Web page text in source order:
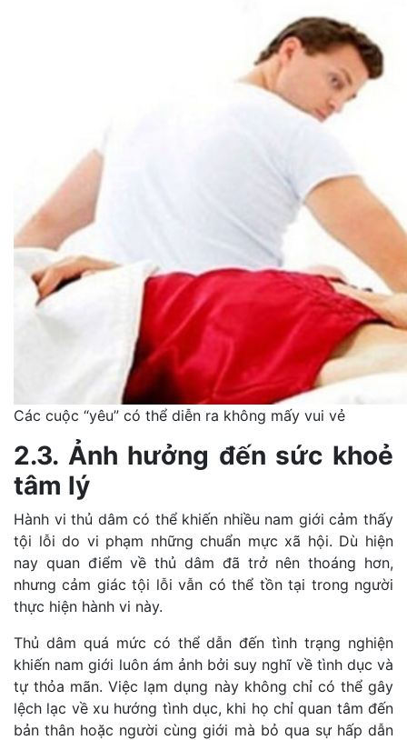
Các cuộc “yêu” có thể diễn ra không mấy vui vẻ
2.3. Ảnh hưởng đến sức khoẻ
tâm lý
Hành vi thủ dâm có thể khiến nhiều nam giới cảm thấy
tội lỗi do vi phạm những chuẩn mực xã hội. Dù hiện
nay quan điểm về thủ dâm đã trở nên thoáng hơn,
nhưng cảm giác tội lỗi vẫn có thể tồn tại trong người
thực hiện hành vi này.
Thủ dâm quá mức có thể dẫn đến tình trạng nghiện
khiến nam giới luôn ám ảnh bởi suy nghĩ về tình dục và
tự thỏa mãn. Việc lạm dụng này không chỉ có thể gây
lệch lạc về xu hướng tình dục, khi họ chỉ quan tâm đến
bản thân hoặc người cùng giới mà bỏ qua sự hấp dẫn